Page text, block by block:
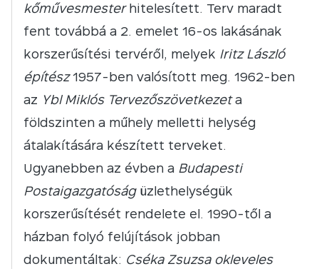
kőművesmesterhitelesített. Terv maradt
fent továbbá a 2. emelet 16-os lakásának
korszerűsítési tervéről, melyek Iritz László
építész1957-ben valósított meg. 1962-ben
az Ybl Miklós Tervezőszövetkezeta
földszinten a műhely melletti helység
átalakítására készített terveket.
Ugyanebben az évben a Budapesti
Postaigazgatóságüzlethelységük
korszerűsítését rendelete el. 1990-től a
házban folyó felújítások jobban
dokumentáltak: Cséka Zsuzsa okleveles